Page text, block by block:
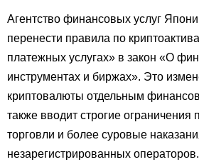
Агентство финансовых услуг
перенести правила по
платежных услугах» в закон «О
инструментах и биржах». Это
криптовалюты отдельным
также вводит строгие ограничения
торговли и более суровые
незарегистрированных операторов.